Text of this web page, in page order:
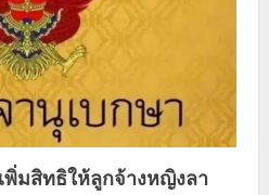
พิ่มสิทธิให้ลูกจ้างหญิงลา